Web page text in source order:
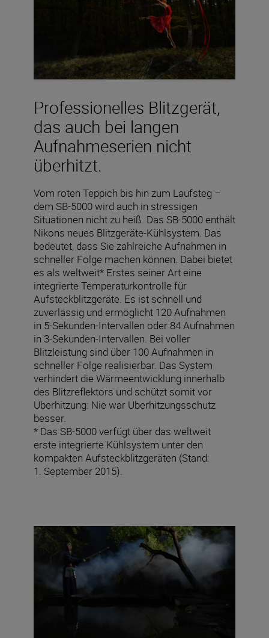
Professionelles Blitzgerät,
das auch bei langen
Aufnahmeserien nicht
überhitzt.
Vom roten Teppich bis hin zum Laufsteg –
dem SB-5000 wird auch in stressigen
Situationen nicht zu heiß. Das SB-5000 enthält
Nikons neues Blitzgeräte-Kühlsystem. Das
bedeutet, dass Sie zahlreiche Aufnahmen in
schneller Folge machen können. Dabei bietet
es als weltweit* Erstes seiner Art eine
integrierte Temperaturkontrolle für
Aufsteckblitzgeräte. Es ist schnell und
zuverlässig und ermöglicht 120 Aufnahmen
in 5-Sekunden-Intervallen oder 84 Aufnahmen
in 3-Sekunden-Intervallen. Bei voller
Blitzleistung sind über 100 Aufnahmen in
schneller Folge realisierbar. Das System
verhindert die Wärmeentwicklung innerhalb
des Blitzreflektors und schützt somit vor
Überhitzung: Nie war Überhitzungsschutz
besser.
* Das SB-5000 verfügt über das weltweit
erste integrierte Kühlsystem unter den
kompakten Aufsteckblitzgeräten (Stand:
1. September 2015).